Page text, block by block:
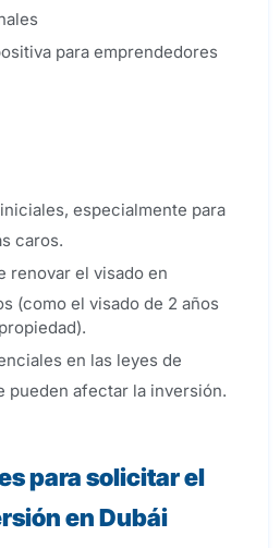
para emprendedores
especialmente para
caros.
renovar el visado en
(como el visado de 2 años
en las leyes de
pueden afectar la inversión.
para solicitar el
en Dubái